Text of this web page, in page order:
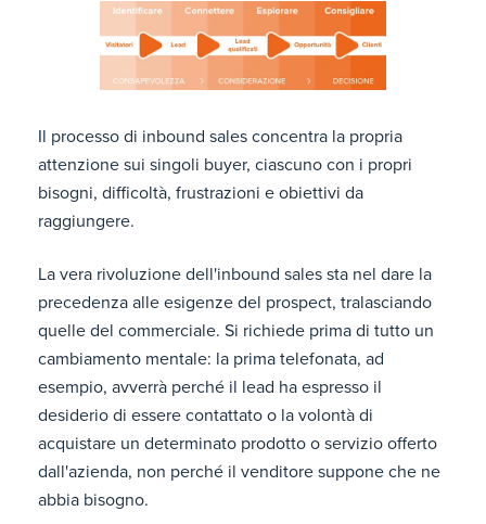
Il processo di inbound sales concentra la propria
attenzione sui singoli buyer, ciascuno con i propri
bisogni, difficoltà, frustrazioni e obiettivi da
raggiungere.
La vera rivoluzione dell'inbound sales sta nel dare la
precedenza alle esigenze del prospect, tralasciando
quelle del commerciale. Si richiede prima di tutto un
cambiamento mentale: la prima telefonata, ad
esempio, avverrà perché il lead ha espresso il
desiderio di essere contattato o la volontà di
acquistare un determinato prodotto o servizio offerto
dall'azienda, non perché il venditore suppone che ne
abbia bisogno.